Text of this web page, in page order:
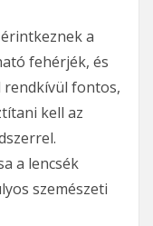
a
fehérjék, és
rendkívül fontos,
kell az
a lencsék
szemészeti